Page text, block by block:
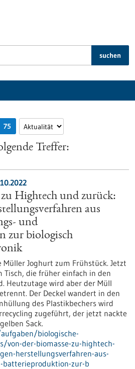
suchen
75
Treffer:
zu Hightech und zurück:
aus
und
zur biologisch
Müller Joghurt zum Frühstück. Jetzt
Tisch, die früher einfach in den
Heutzutage wird aber der Müll
Der Deckel wandert in den
des Plastikbechers wird
zugeführt, der jetzt nackte
Sack.
biologische-
der-biomasse-zu-hightech-
herstellungsverfahren-aus-
batterieproduktion-zur-b